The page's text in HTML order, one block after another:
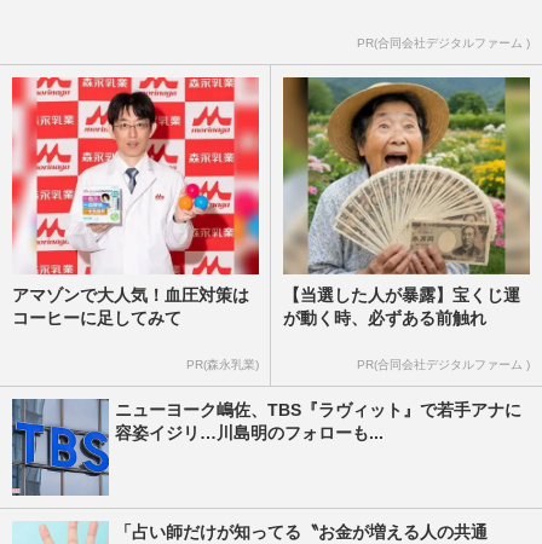
PR(合同会社デジタルファーム )
アマゾンで大人気！血圧対策は
コーヒーに足してみて
PR(森永乳業)
【当選した人が暴露】宝くじ運
が動く時、必ずある前触れ
PR(合同会社デジタルファーム )
ニューヨーク嶋佐、TBS『ラヴィット』で若手アナに
容姿イジリ…川島明のフォローも...
「占い師だけが知ってる〝お金が増える人の共通